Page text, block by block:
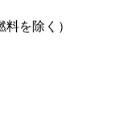
を除く）